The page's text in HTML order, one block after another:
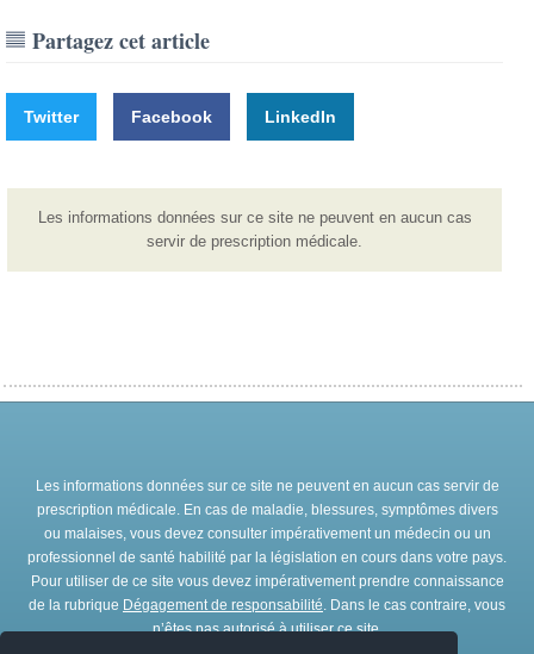
Partagez cet article
Twitter Facebook LinkedIn
Les informations données sur ce site ne peuvent en aucun cas
servir de prescription médicale.
Les informations données sur ce site ne peuvent en aucun cas servir de
prescription médicale. En cas de maladie, blessures, symptômes divers
ou malaises, vous devez consulter impérativement un médecin ou un
professionnel de santé habilité par la législation en cours dans votre pays.
Pour utiliser de ce site vous devez impérativement prendre connaissance
de la rubrique Dégagement de responsabilité. Dans le cas contraire, vous
n’êtes pas autorisé à utiliser ce site.